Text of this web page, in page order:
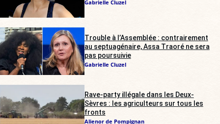
Gabrielle Cluzel
Trouble à l’Assemblée : contrairement
au septuagénaire, Assa Traoré ne sera
pas poursuivie
Gabrielle Cluzel
Rave-party illégale dans les Deux-
Sèvres : les agriculteurs sur tous les
fronts
Alienor de Pompignan